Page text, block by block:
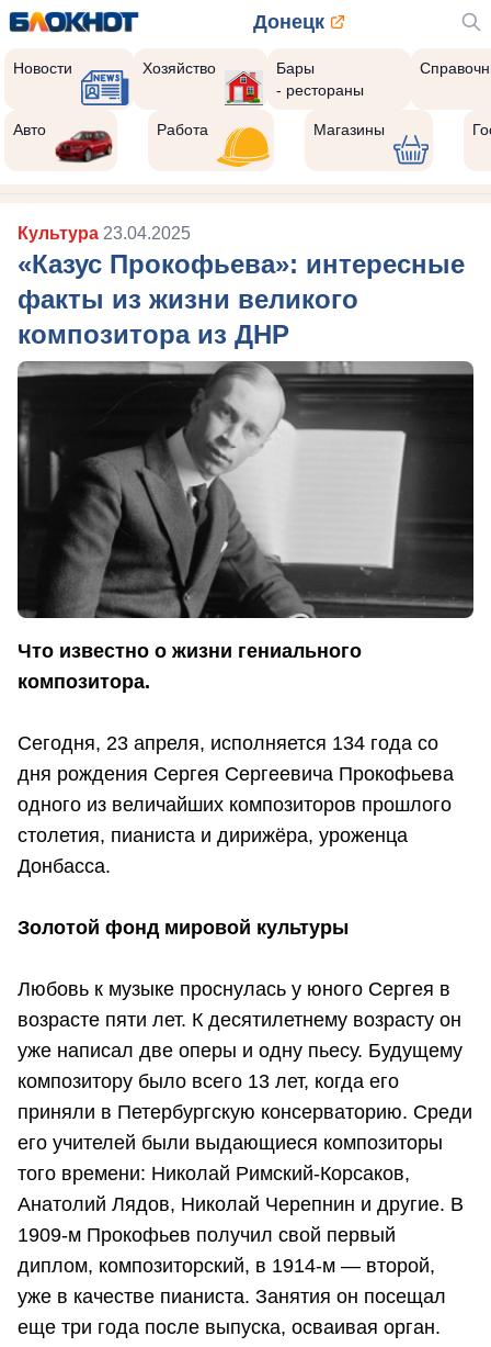
Донецк
Новости Хозяйство
Бары
- рестораны
Авто Работа Магазины
Культура 23.04.2025
«Казус Прокофьева»: интересные
факты из жизни великого
композитора из ДНР
Что известно о жизни гениального
композитора.
Сегодня, 23 апреля, исполняется 134 года со
дня рождения Сергея Сергеевича Прокофьева
одного из величайших композиторов прошлого
столетия, пианиста и дирижёра, уроженца
Донбасса.
Золотой фонд мировой культуры
Любовь к музыке проснулась у юного Сергея в
возрасте пяти лет. К десятилетнему возрасту он
уже написал две оперы и одну пьесу. Будущему
композитору было всего 13 лет, когда его
приняли в Петербургскую консерваторию. Среди
его учителей были выдающиеся композиторы
того времени: Николай Римский-Корсаков,
Анатолий Лядов, Николай Черепнин и другие. В
1909-м Прокофьев получил свой первый
диплом, композиторский, в 1914-м — второй,
уже в качестве пианиста. Занятия он посещал
еще три года после выпуска, осваивая орган.